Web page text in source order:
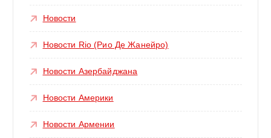
Новости
Новости Rio (Рио Де Жанейро)
Новости Азербайджана
Новости Америки
Новости Армении